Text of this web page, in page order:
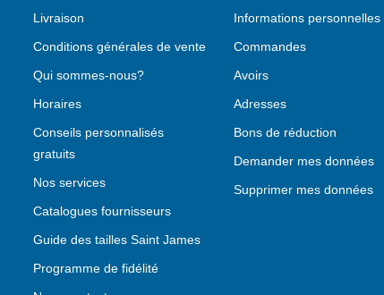
Livraison
Conditions générales de vente
Qui sommes-nous?
Horaires
Conseils personnalisés
gratuits
Nos services
Catalogues fournisseurs
Guide des tailles Saint James
Programme de fidélité
Informations personnelles
Commandes
Avoirs
Adresses
Bons de réduction
Demander mes données
Supprimer mes données